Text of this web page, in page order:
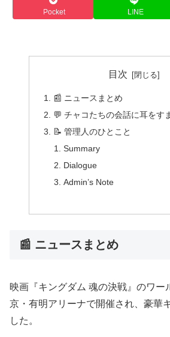
Pocket LINE
目次
📰 ニュースまとめ
💬 チャコたちの会話に耳をす
📝 管理人のひとこと
Summary
Dialogue
Admin’s Note
📰 ニュースまとめ
映画『キングダム 魂の決戦』のワー
京・有明アリーナで開催され、豪華
した。